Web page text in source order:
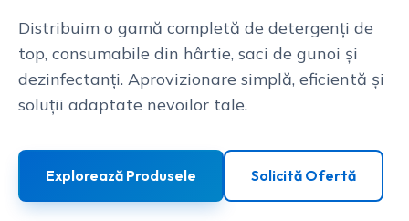
Distribuim o gamă completă de detergenți de
top, consumabile din hârtie, saci de gunoi și
dezinfectanți. Aprovizionare simplă, eficientă și
soluții adaptate nevoilor tale.
Explorează Produsele Solicită Ofertă